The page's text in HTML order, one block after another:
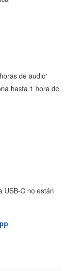
de audio¹
hasta 1 hora de
no están